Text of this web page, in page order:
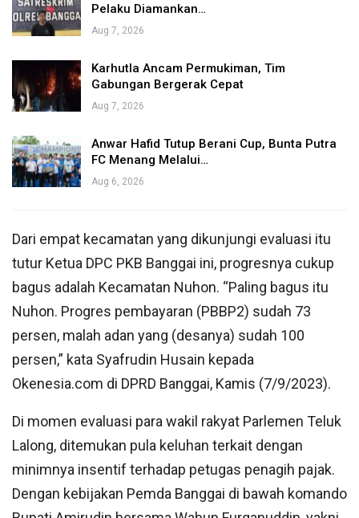
Pelaku Diamankan…
Aug 7, 2026
Karhutla Ancam Permukiman, Tim
Gabungan Bergerak Cepat
Aug 7, 2026
Anwar Hafid Tutup Berani Cup, Bunta Putra
FC Menang Melalui…
Aug 6, 2026
Dari empat kecamatan yang dikunjungi evaluasi itu
tutur Ketua DPC PKB Banggai ini, progresnya cukup
bagus adalah Kecamatan Nuhon. “Paling bagus itu
Nuhon. Progres pembayaran (PBBP2) sudah 73
persen, malah adan yang (desanya) sudah 100
persen,” kata Syafrudin Husain kepada
Okenesia.com di DPRD Banggai, Kamis (7/9/2023).
Di momen evaluasi para wakil rakyat Parlemen Teluk
Lalong, ditemukan pula keluhan terkait dengan
minimnya insentif terhadap petugas penagih pajak.
Dengan kebijakan Pemda Banggai di bawah komando